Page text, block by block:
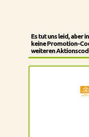
Es tut uns leid, aber
keine Promotion-
weiteren